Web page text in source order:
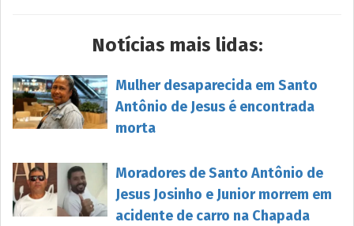
Notícias mais lidas:
Mulher desaparecida em Santo
Antônio de Jesus é encontrada
morta
Moradores de Santo Antônio de
Jesus Josinho e Junior morrem em
acidente de carro na Chapada